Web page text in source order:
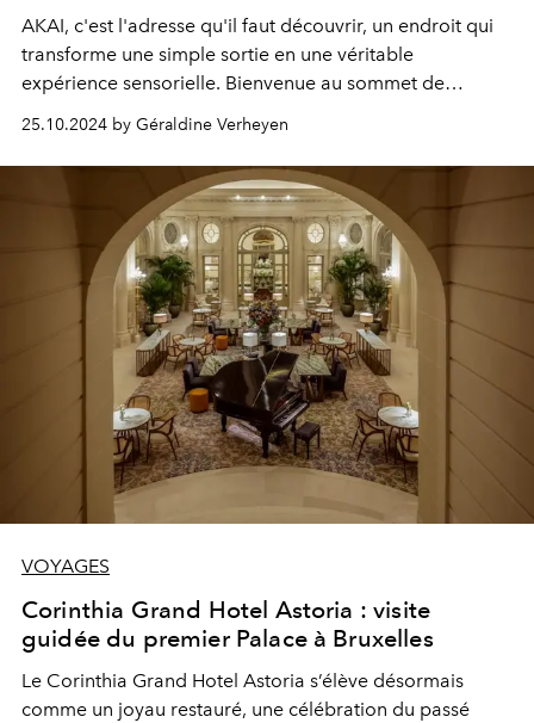
AKAI, c'est l'adresse qu'il faut découvrir, un endroit qui
transforme une simple sortie en une véritable
expérience sensorielle. Bienvenue au sommet de
25.10.2024 by Géraldine Verheyen
VOYAGES
Corinthia Grand Hotel Astoria : visite
guidée du premier Palace à Bruxelles
Le Corinthia Grand Hotel Astoria s’élève désormais
comme un joyau restauré, une célébration du passé